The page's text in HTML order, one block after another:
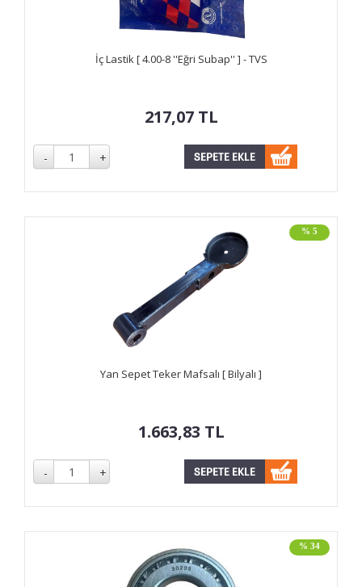
İç Lastik [ 4.00-8 ''Eğri Subap'' ] - TVS
217,07 TL
% 5
Yan Sepet Teker Mafsalı [ Bilyalı ]
1.663,83 TL
% 34